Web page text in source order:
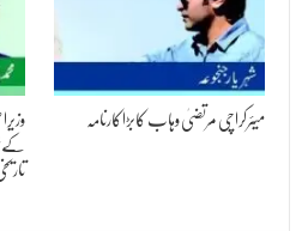
میئرکراچی مرتضیٰ وہاب کابڑاکارنامہ